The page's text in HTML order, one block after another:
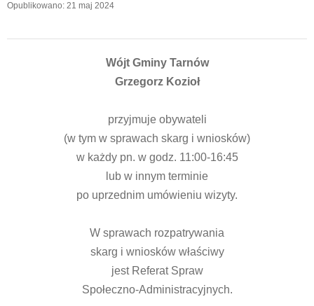
Opublikowano: 21 maj 2024
Wójt Gminy Tarnów
Grzegorz Kozioł
przyjmuje obywateli
(w tym w sprawach skarg i wniosków)
w każdy pn. w godz. 11:00-16:45
lub w innym terminie
po uprzednim umówieniu wizyty.
W sprawach rozpatrywania
skarg i wniosków właściwy
jest Referat Spraw
Społeczno-Administracyjnych.